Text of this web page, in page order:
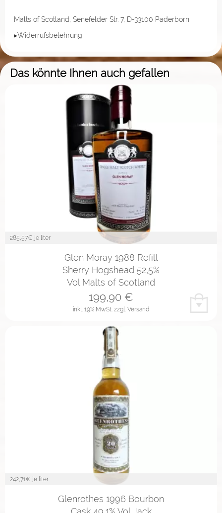
Malts of Scotland, Senefelder Str. 7, D-33100 Paderborn
▸Widerrufsbelehrung
Das könnte Ihnen auch gefallen
285,57€ je liter
Glen Moray 1988 Refill
Sherry Hogshead 52,5%
Vol Malts of Scotland
inkl. 19% MwSt. zzgl. Versand
199,90 €
242,71€ je liter
Glenrothes 1996 Bourbon